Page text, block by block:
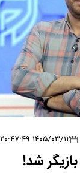
۱۴۰۵/۰۳/۱۲ ۲۰:۴۷:۴۹
شد!